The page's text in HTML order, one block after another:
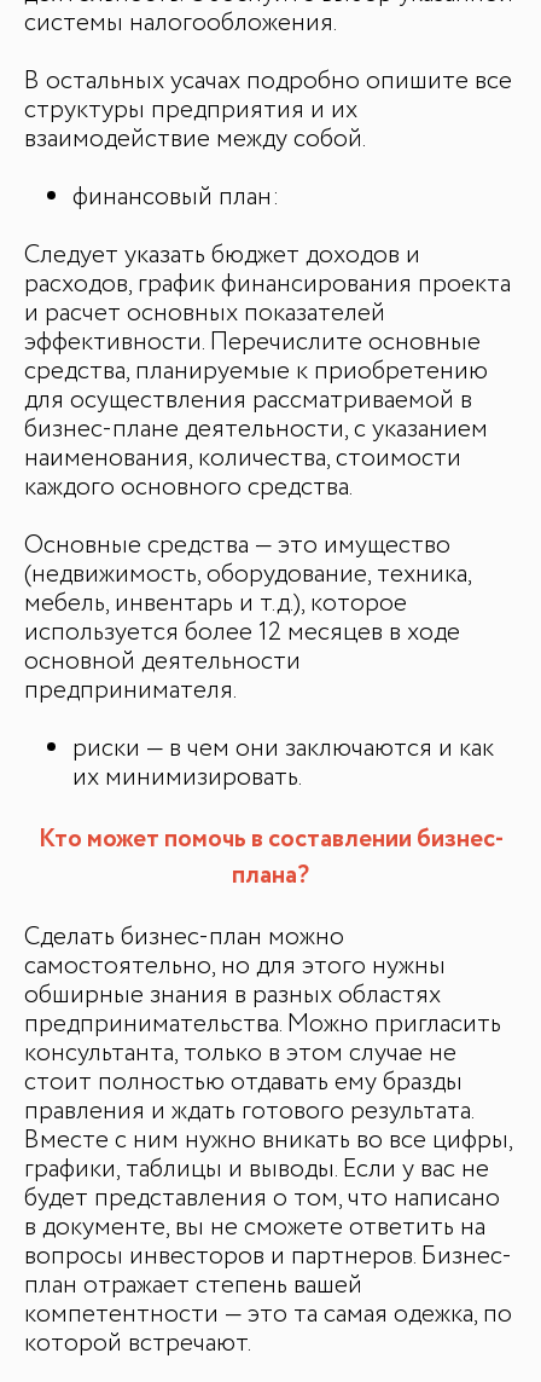
системы налогообложения.
В остальных усачах подробно опишите все
структуры предприятия и их
взаимодействие между собой.
финансовый план:
Следует указать бюджет доходов и
расходов, график финансирования проекта
и расчет основных показателей
эффективности. Перечислите основные
средства, планируемые к приобретению
для осуществления рассматриваемой в
бизнес-плане деятельности, с указанием
наименования, количества, стоимости
каждого основного средства.
Основные средства — это имущество
(недвижимость, оборудование, техника,
мебель, инвентарь и т.д.), которое
используется более 12 месяцев в ходе
основной деятельности
предпринимателя.
риски — в чем они заключаются и как
их минимизировать.
Кто может помочь в составлении бизнес-
плана?
Сделать бизнес-план можно
самостоятельно, но для этого нужны
обширные знания в разных областях
предпринимательства. Можно пригласить
консультанта, только в этом случае не
стоит полностью отдавать ему бразды
правления и ждать готового результата.
Вместе с ним нужно вникать во все цифры,
графики, таблицы и выводы. Если у вас не
будет представления о том, что написано
в документе, вы не сможете ответить на
вопросы инвесторов и партнеров. Бизнес-
план отражает степень вашей
компетентности — это та самая одежка, по
которой встречают.